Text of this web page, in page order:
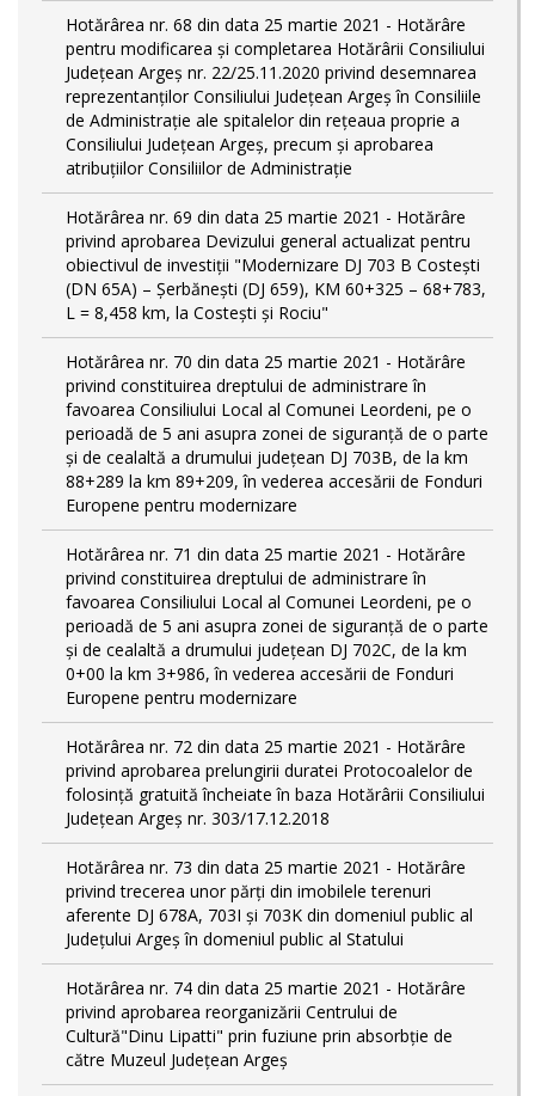
Hotărârea nr. 68 din data 25 martie 2021 - Hotărâre
pentru modificarea și completarea Hotărârii Consiliului
Judeţean Argeş nr. 22/25.11.2020 privind desemnarea
reprezentanților Consiliului Județean Argeș în Consiliile
de Administrație ale spitalelor din rețeaua proprie a
Consiliului Județean Argeș, precum și aprobarea
atribuțiilor Consiliilor de Administrație
Hotărârea nr. 69 din data 25 martie 2021 - Hotărâre
privind aprobarea Devizului general actualizat pentru
obiectivul de investiţii "Modernizare DJ 703 B Costeşti
(DN 65A) – Şerbăneşti (DJ 659), KM 60+325 – 68+783,
L = 8,458 km, la Costeşti şi Rociu"
Hotărârea nr. 70 din data 25 martie 2021 - Hotărâre
privind constituirea dreptului de administrare în
favoarea Consiliului Local al Comunei Leordeni, pe o
perioadă de 5 ani asupra zonei de siguranță de o parte
și de cealaltă a drumului județean DJ 703B, de la km
88+289 la km 89+209, în vederea accesării de Fonduri
Europene pentru modernizare
Hotărârea nr. 71 din data 25 martie 2021 - Hotărâre
privind constituirea dreptului de administrare în
favoarea Consiliului Local al Comunei Leordeni, pe o
perioadă de 5 ani asupra zonei de siguranță de o parte
și de cealaltă a drumului județean DJ 702C, de la km
0+00 la km 3+986, în vederea accesării de Fonduri
Europene pentru modernizare
Hotărârea nr. 72 din data 25 martie 2021 - Hotărâre
privind aprobarea prelungirii duratei Protocoalelor de
folosință gratuită încheiate în baza Hotărârii Consiliului
Județean Argeș nr. 303/17.12.2018
Hotărârea nr. 73 din data 25 martie 2021 - Hotărâre
privind trecerea unor părţi din imobilele terenuri
aferente DJ 678A, 703I şi 703K din domeniul public al
Judeţului Argeş în domeniul public al Statului
Hotărârea nr. 74 din data 25 martie 2021 - Hotărâre
privind aprobarea reorganizării Centrului de
Cultură"Dinu Lipatti" prin fuziune prin absorbție de
către Muzeul Județean Argeș